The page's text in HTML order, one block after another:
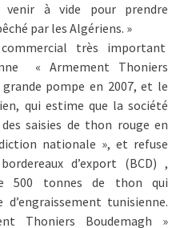
à vide pour prendre
par les Algériens. »
très important
« Armement Thoniers
pompe en 2007, et le
qui estime que la société
saisies de thon rouge en
nationale », et refuse
d’export (BCD) ,
500 tonnes de thon qui
tunisienne.
Thoniers Boudemagh »